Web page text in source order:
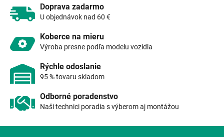
v
Doprava zadarmo
U objednávok nad 60 €
Koberce na mieru
Výroba presne podľa modelu vozidla
Rýchle odoslanie
95 % tovaru skladom
Odborné poradenstvo
Naši technici poradia s výberom aj montážou